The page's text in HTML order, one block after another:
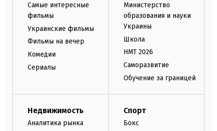
Самые интересные
фильмы
Украинские фильмы
Фильмы на вечер
Комедии
Сериалы
Министерство
образования и науки
Украины
Школа
НМТ 2026
Саморазвитие
Обучение за границей
Недвижимость
Аналитика рынка
Спорт
Бокс